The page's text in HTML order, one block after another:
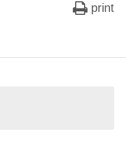
print